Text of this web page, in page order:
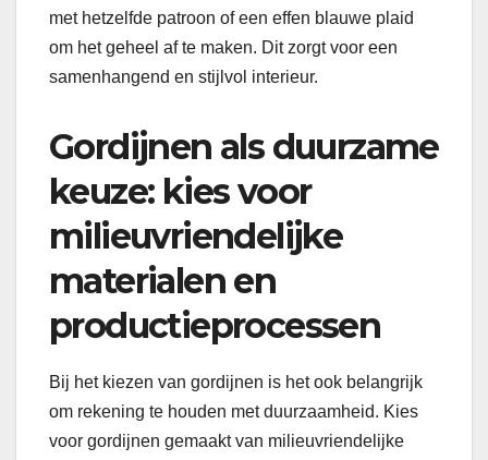
met hetzelfde patroon of een effen blauwe plaid
om het geheel af te maken. Dit zorgt voor een
samenhangend en stijlvol interieur.
Gordijnen als duurzame
keuze: kies voor
milieuvriendelijke
materialen en
productieprocessen
Bij het kiezen van gordijnen is het ook belangrijk
om rekening te houden met duurzaamheid. Kies
voor gordijnen gemaakt van milieuvriendelijke